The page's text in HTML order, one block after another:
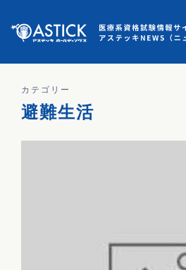
カテゴリー
避難生活